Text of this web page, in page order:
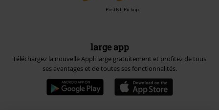
PostNL Pickup
large app
Téléchargez la nouvelle Appli large gratuitement et profitez de tous
ses avantages et de toutes ses fonctionnalités.